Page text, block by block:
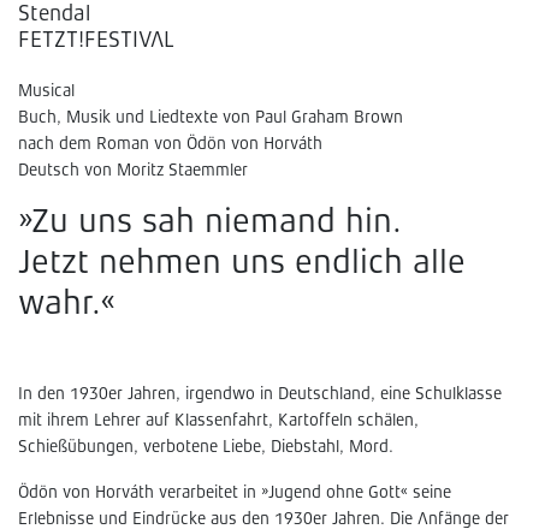
Stendal
FETZT!FESTIVAL
Musical
Buch, Musik und Liedtexte von Paul Graham Brown
nach dem Roman von Ödön von Horváth
Deutsch von Moritz Staemmler
»Zu uns sah niemand hin.
Jetzt nehmen uns endlich alle
wahr.«
In den 1930er Jahren, irgendwo in Deutschland, eine Schulklasse
mit ihrem Lehrer auf Klassenfahrt, Kartoffeln schälen,
Schießübungen, verbotene Liebe, Diebstahl, Mord.
Ödön von Horváth verarbeitet in »Jugend ohne Gott« seine
Erlebnisse und Eindrücke aus den 1930er Jahren. Die Anfänge der